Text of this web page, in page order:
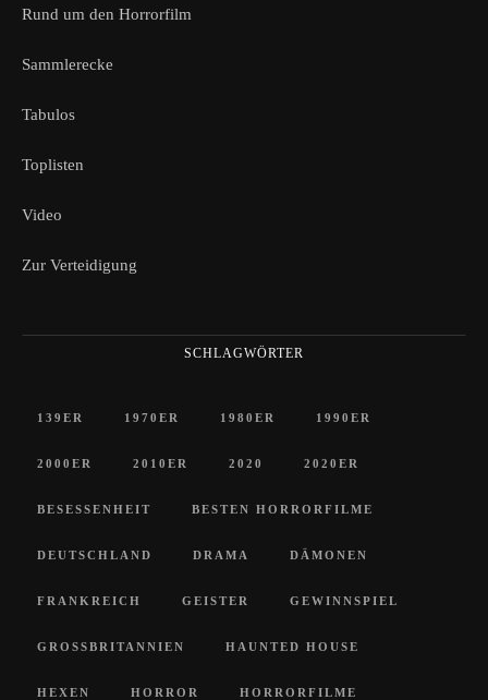
Rund um den Horrorfilm
Sammlerecke
Tabulos
Toplisten
Video
Zur Verteidigung
SCHLAGWÖRTER
139ER 1970ER 1980ER 1990ER
2000ER 2010ER 2020 2020ER
BESESSENHEIT BESTEN HORRORFILME
DEUTSCHLAND DRAMA DÄMONEN
FRANKREICH GEISTER GEWINNSPIEL
GROSSBRITANNIEN HAUNTED HOUSE
HEXEN HORROR HORRORFILME